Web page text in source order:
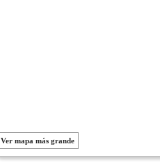
Ver mapa más grande